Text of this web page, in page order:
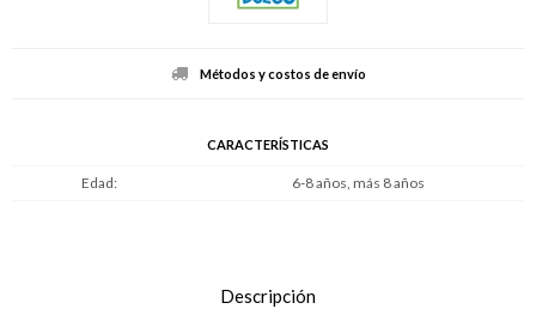
Métodos y costos de envío
CARACTERÍSTICAS
Edad 6-8 años, más 8 años
Descripción